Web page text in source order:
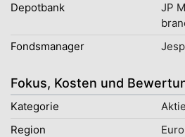
Depotbank
JP
Fondsmanager
Fokus, Kosten und
Kategorie
Region